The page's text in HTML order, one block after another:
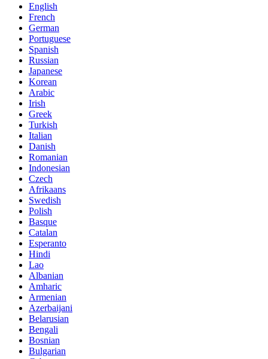
English
French
German
Portuguese
Spanish
Russian
Japanese
Korean
Arabic
Irish
Greek
Turkish
Italian
Danish
Romanian
Indonesian
Czech
Afrikaans
Swedish
Polish
Basque
Catalan
Esperanto
Hindi
Lao
Albanian
Amharic
Armenian
Azerbaijani
Belarusian
Bengali
Bosnian
Bulgarian